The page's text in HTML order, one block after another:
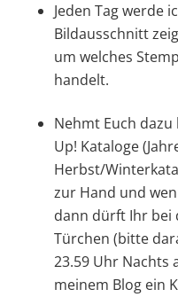
Jeden Tag werde
Bildausschnitt
um welches
handelt.
Nehmt Euch dazu
Up! Kataloge
Herbst/
zur Hand und
dann dürft Ihr bei
Türchen (bitte
23.59 Uhr Nachts
meinem Blog ein